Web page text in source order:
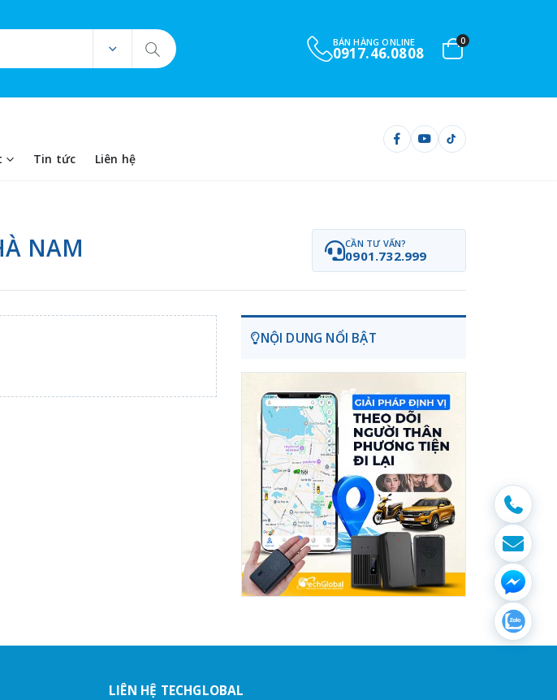
BÁN HÀNG ONLINE
0917.46.0808
0
Tin tức Liên hệ
NAM CẦN TƯ VẤN?
0901.732.999
NỘI DUNG NỔI BẬT
LIÊN HỆ TECHGLOBAL